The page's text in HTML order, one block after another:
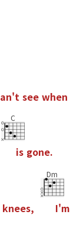
an't see when
C
is gone.
knees,
Dm
I'm